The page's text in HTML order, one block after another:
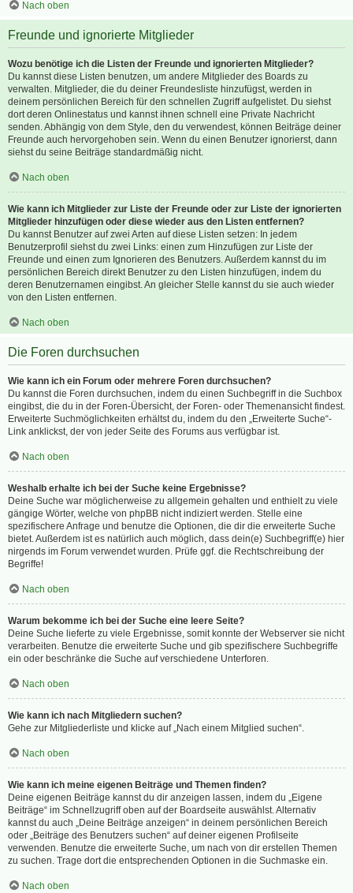
Nach oben
Freunde und ignorierte Mitglieder
Wozu benötige ich die Listen der Freunde und ignorierten Mitglieder?
Du kannst diese Listen benutzen, um andere Mitglieder des Boards zu
verwalten. Mitglieder, die du deiner Freundesliste hinzufügst, werden in
deinem persönlichen Bereich für den schnellen Zugriff aufgelistet. Du siehst
dort deren Onlinestatus und kannst ihnen schnell eine Private Nachricht
senden. Abhängig von dem Style, den du verwendest, können Beiträge deiner
Freunde auch hervorgehoben sein. Wenn du einen Benutzer ignorierst, dann
siehst du seine Beiträge standardmäßig nicht.
Nach oben
Wie kann ich Mitglieder zur Liste der Freunde oder zur Liste der ignorierten
Mitglieder hinzufügen oder diese wieder aus den Listen entfernen?
Du kannst Benutzer auf zwei Arten auf diese Listen setzen: In jedem
Benutzerprofil siehst du zwei Links: einen zum Hinzufügen zur Liste der
Freunde und einen zum Ignorieren des Benutzers. Außerdem kannst du im
persönlichen Bereich direkt Benutzer zu den Listen hinzufügen, indem du
deren Benutzernamen eingibst. An gleicher Stelle kannst du sie auch wieder
von den Listen entfernen.
Nach oben
Die Foren durchsuchen
Wie kann ich ein Forum oder mehrere Foren durchsuchen?
Du kannst die Foren durchsuchen, indem du einen Suchbegriff in die Suchbox
eingibst, die du in der Foren-Übersicht, der Foren- oder Themenansicht findest.
Erweiterte Suchmöglichkeiten erhältst du, indem du den „Erweiterte Suche“-
Link anklickst, der von jeder Seite des Forums aus verfügbar ist.
Nach oben
Weshalb erhalte ich bei der Suche keine Ergebnisse?
Deine Suche war möglicherweise zu allgemein gehalten und enthielt zu viele
gängige Wörter, welche von phpBB nicht indiziert werden. Stelle eine
spezifischere Anfrage und benutze die Optionen, die dir die erweiterte Suche
bietet. Außerdem ist es natürlich auch möglich, dass dein(e) Suchbegriff(e) hier
nirgends im Forum verwendet wurden. Prüfe ggf. die Rechtschreibung der
Begriffe!
Nach oben
Warum bekomme ich bei der Suche eine leere Seite?
Deine Suche lieferte zu viele Ergebnisse, somit konnte der Webserver sie nicht
verarbeiten. Benutze die erweiterte Suche und gib spezifischere Suchbegriffe
ein oder beschränke die Suche auf verschiedene Unterforen.
Nach oben
Wie kann ich nach Mitgliedern suchen?
Gehe zur Mitgliederliste und klicke auf „Nach einem Mitglied suchen“.
Nach oben
Wie kann ich meine eigenen Beiträge und Themen finden?
Deine eigenen Beiträge kannst du dir anzeigen lassen, indem du „Eigene
Beiträge“ im Schnellzugriff oben auf der Boardseite auswählst. Alternativ
kannst du auch „Deine Beiträge anzeigen“ in deinem persönlichen Bereich
oder „Beiträge des Benutzers suchen“ auf deiner eigenen Profilseite
verwenden. Benutze die erweiterte Suche, um nach von dir erstellen Themen
zu suchen. Trage dort die entsprechenden Optionen in die Suchmaske ein.
Nach oben